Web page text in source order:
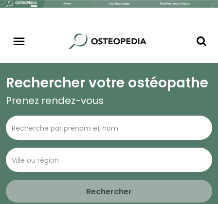
Rechercher votre ostéopathe
Prenez rendez-vous
Rechercher